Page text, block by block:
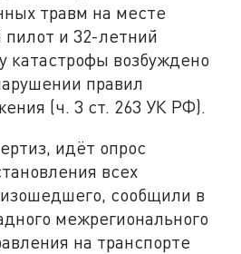
травм на месте
пилот и 32-летний
катастрофы возбуждено
правил
(ч. 3 ст. 263 УК РФ).
идёт опрос
всех
сообщили в
межрегионального
на транспорте